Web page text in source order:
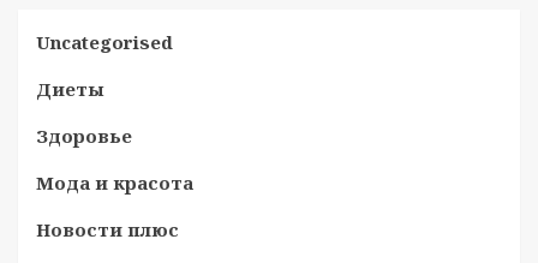
Uncategorised
Диеты
Здоровье
Мода и красота
Новости плюс